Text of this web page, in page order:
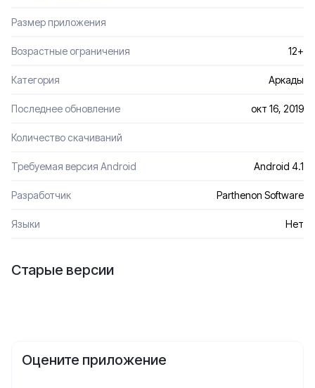
Размер приложения
Возрастные ограничения 12+
Категория Аркады
Последнее обновление окт 16, 2019
Количество скачиваний
Требуемая версия Android Android 4.1
Разработчик Parthenon Software
Языки Нет
Старые версии
Оцените приложение